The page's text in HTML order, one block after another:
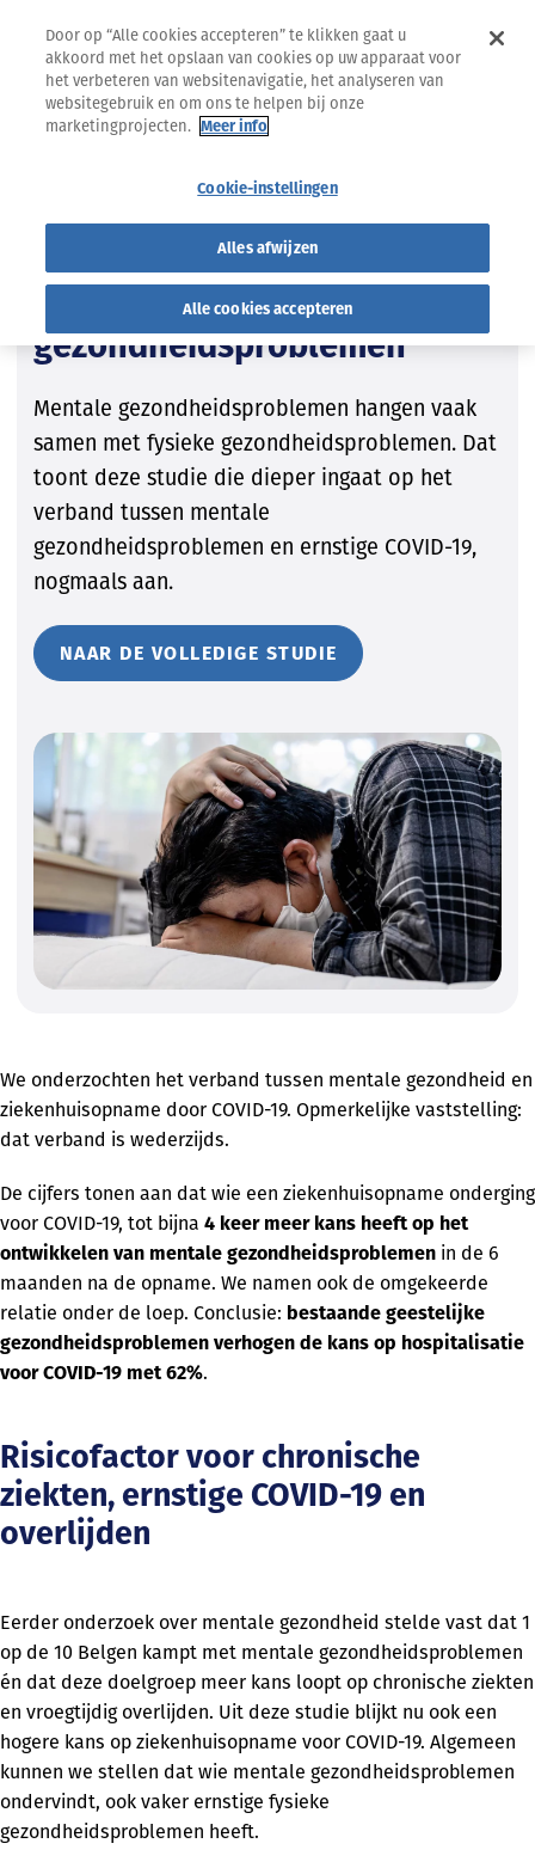
Meer kans op hospitalisatie
door COVID-19 bij mentale
gezondheidsproblemen
Mentale gezondheidsproblemen hangen vaak
samen met fysieke gezondheidsproblemen. Dat
toont deze studie die dieper ingaat op het
verband tussen mentale
gezondheidsproblemen en ernstige COVID-19,
nogmaals aan.
NAAR DE VOLLEDIGE STUDIE
We onderzochten het verband tussen mentale gezondheid en
ziekenhuisopname door COVID-19. Opmerkelijke vaststelling:
dat verband is wederzijds.
De cijfers tonen aan dat wie een ziekenhuisopname onderging
voor COVID-19, tot bijna 4 keer meer kans heeft op het
ontwikkelen van mentale gezondheidsproblemen in de 6
maanden na de opname. We namen ook de omgekeerde
relatie onder de loep. Conclusie: bestaande geestelijke
gezondheidsproblemen verhogen de kans op hospitalisatie
voor COVID-19 met 62%.
Risicofactor voor chronische
ziekten, ernstige COVID-19 en
overlijden
Eerder onderzoek over mentale gezondheid stelde vast dat 1
op de 10 Belgen kampt met mentale gezondheidsproblemen
én dat deze doelgroep meer kans loopt op chronische ziekten
en vroegtijdig overlijden. Uit deze studie blijkt nu ook een
hogere kans op ziekenhuisopname voor COVID-19. Algemeen
kunnen we stellen dat wie mentale gezondheidsproblemen
ondervindt, ook vaker ernstige fysieke
gezondheidsproblemen heeft.
Door op “Alle cookies accepteren” te klikken gaat u
akkoord met het opslaan van cookies op uw apparaat voor
het verbeteren van websitenavigatie, het analyseren van
websitegebruik en om ons te helpen bij onze
marketingprojecten. Meer info
Cookie-instellingen
Alles afwijzen
Alle cookies accepteren